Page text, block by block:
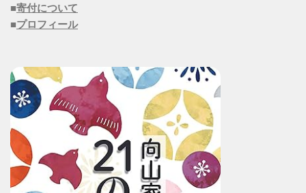
■寄付について
■プロフィール